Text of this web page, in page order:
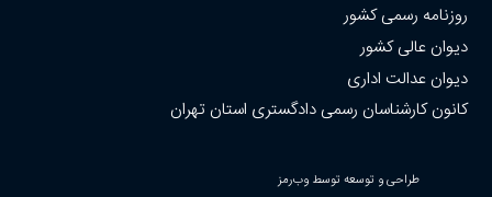
روزنامه رسمی کشور
دیوان عالی کشور
دیوان عدالت اداری
کانون کارشناسان رسمی دادگستری استان تهران
طراحی و توسعه توسط وب‌رمز